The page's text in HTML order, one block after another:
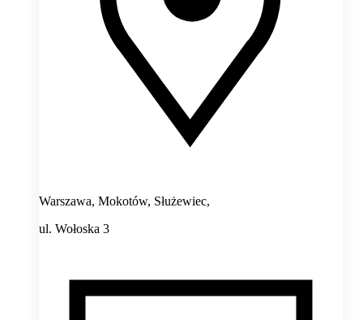
Warszawa, Mokotów, Służewiec,
ul. Wołoska 3